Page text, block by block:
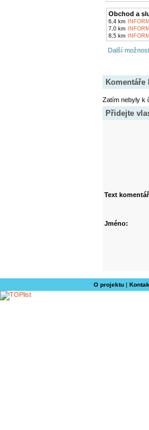
Obchod a
6,4 km
7,0 km
8,5 km
Další
Komentáře
Zatím nebyly k
Přidejte
Text
Jméno:
O projektu|